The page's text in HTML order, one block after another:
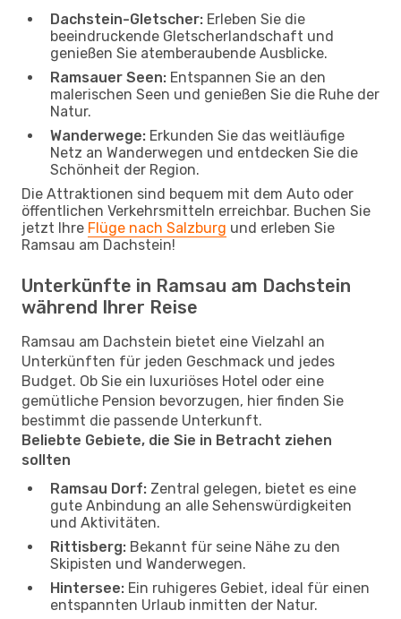
Dachstein-Gletscher: Erleben Sie die
beeindruckende Gletscherlandschaft und
genießen Sie atemberaubende Ausblicke.
Ramsauer Seen: Entspannen Sie an den
malerischen Seen und genießen Sie die Ruhe der
Natur.
Wanderwege: Erkunden Sie das weitläufige
Netz an Wanderwegen und entdecken Sie die
Schönheit der Region.
Die Attraktionen sind bequem mit dem Auto oder
öffentlichen Verkehrsmitteln erreichbar. Buchen Sie
jetzt Ihre Flüge nach Salzburg und erleben Sie
Ramsau am Dachstein!
Unterkünfte in Ramsau am Dachstein
während Ihrer Reise
Ramsau am Dachstein bietet eine Vielzahl an
Unterkünften für jeden Geschmack und jedes
Budget. Ob Sie ein luxuriöses Hotel oder eine
gemütliche Pension bevorzugen, hier finden Sie
bestimmt die passende Unterkunft.
Beliebte Gebiete, die Sie in Betracht ziehen
sollten
Ramsau Dorf: Zentral gelegen, bietet es eine
gute Anbindung an alle Sehenswürdigkeiten
und Aktivitäten.
Rittisberg: Bekannt für seine Nähe zu den
Skipisten und Wanderwegen.
Hintersee: Ein ruhigeres Gebiet, ideal für einen
entspannten Urlaub inmitten der Natur.